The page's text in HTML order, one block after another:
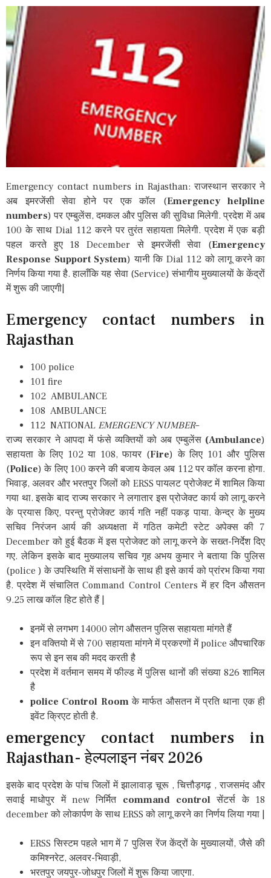
Emergency contact numbers in Rajasthan: राजस्थान सरकार ने
अब इमरजेंसी सेवा होने पर एक कॉल (Emergency helpline
numbers) पर एम्बुलेंस, दमकल और पुलिस की सुविधा मिलेगी. प्रदेश में अब
100 के साथ Dial 112 करने पर तुरंत सहायता मिलेगी. प्रदेश में एक बड़ी
पहल करते हुए 18 December से इमरजेंसी सेवा (Emergency
Response Support System) यानी कि Dial 112 को लागू करने का
निर्णय किया गया है. हालाँकि यह सेवा (Service) संभागीय मुख्यालयों के केंद्रों
में शुरू की जाएगी|
Emergency contact numbers in
Rajasthan
100 police
101 fire
102 AMBULANCE
108 AMBULANCE
112 NATIONAL EMERGENCY NUMBER–
राज्य सरकार ने आपदा में फंसे व्यक्तियों को अब एम्बुलेंस (Ambulance)
सहायता के लिए 102 या 108, फायर (Fire) के लिए 101 और पुलिस
(Police) के लिए 100 करने की बजाय केवल अब 112 पर कॉल करना होगा.
भिवाड़, अलवर और भरतपुर जिलों को ERSS पायलट प्रोजेक्ट में शामिल किया
गया था. इसके बाद राज्य सरकार ने लगातार इस प्रोजेक्ट कार्य को लागू करने
के प्रयास किए, परन्तु प्रोजेक्ट कार्य गति नहीं पकड़ पाया. केन्द्र के मुख्य
सचिव निरंजन आर्य की अध्यक्षता में गठित कमेटी स्टेट अपेक्स की 7
December को हुई बैठक में इस प्रोजेक्ट को लागू करने के सख्त-निर्देश दिए
गए. लेकिन इसके बाद मुख्यालय सचिव गृह अभय कुमार ने बताया कि पुलिस
(police ) के उपस्थिति में संसाधनों के साथ ही इसे कार्य को प्रांरभ किया गया
है. प्रदेश में संचालित Command Control Centers में हर दिन औसतन
9.25 लाख कॉल हिट होते हैं |
इनमें से लगभग 14000 लोग औसतन पुलिस सहायता मांगते हैं
इन वक्तियो में से 700 सहायता मांगने में प्रकरणों में police औपचारिक
रूप से इन सब की मदद करती है
प्रदेश में वर्तमान समय में फील्ड में पुलिस थानों की संख्या 826 शामिल
है
police Control Roomके मार्फत औसतन में प्रति थाना एक ही
इवेंट क्रिएट होती है.
emergency contact numbers in
Rajasthan- हेल्पलाइन नंबर 2026
इसके बाद प्रदेश के पांच जिलों में झालावाड़ चूरू , चित्तौड़गढ़ , राजसमंद और
सवाई माधोपुर में new निर्मितcommand controlसेंटर्स के 18
december को लोकार्पण के साथ ERSS को लागू करने का निर्णय लिया गया |
ERSS सिस्टम पहले भाग में 7 पुलिस रेंज केंद्रों के मुख्यालयों, जैसे की
कमिश्नरेट, अलवर-भिवाड़ी,
भरतपुर जयपुर-जोधपुर जिलों में शुरू किया जाएगा.